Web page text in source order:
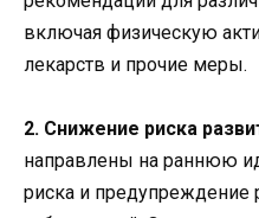
включая физическую
лекарств и прочие меры.
2. Снижение риска
направлены на раннюю
риска и предупреждение